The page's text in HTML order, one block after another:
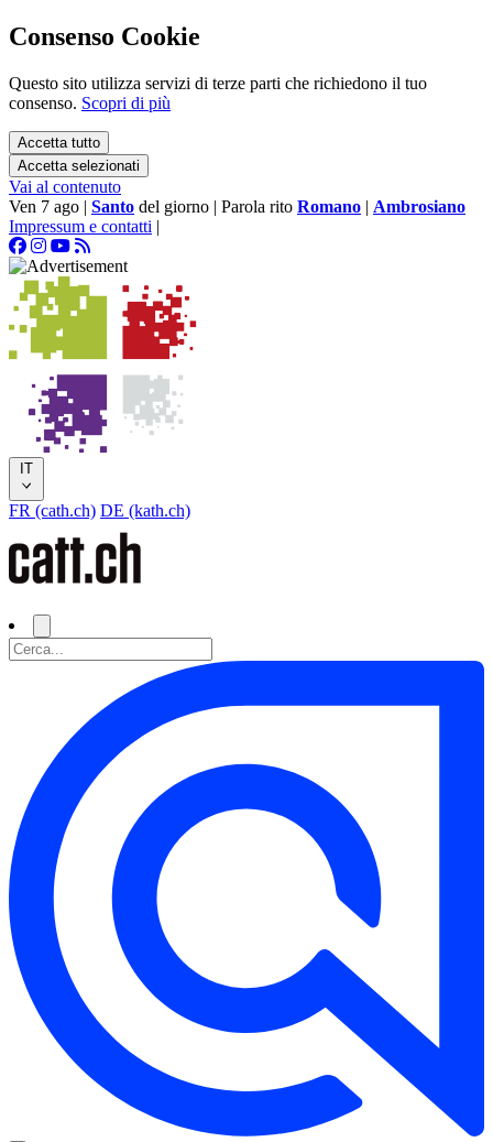
Consenso Cookie
Questo sito utilizza servizi di terze parti che richiedono il tuo
consenso. Scopri di più
Accetta tutto
Accetta selezionati
Vai al contenuto
Ven 7 ago | Santo del giorno | Parola rito Romano | Ambrosiano
Impressum e contatti |
IT
FR (cath.ch) DE (kath.ch)